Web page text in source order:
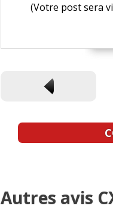
(Votre post sera
Autres avis